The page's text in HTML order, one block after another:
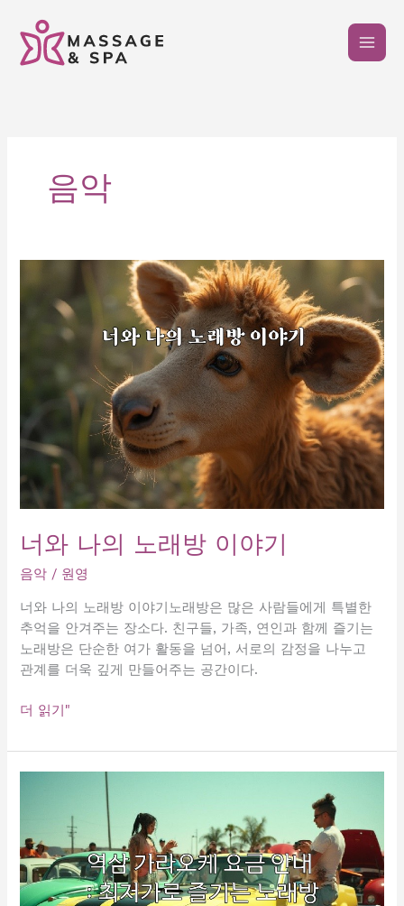
음악
너와 나의 노래방 이야기
음악 / 원영
너와 나의 노래방 이야기노래방은 많은 사람들에게 특별한
추억을 안겨주는 장소다. 친구들, 가족, 연인과 함께 즐기는
노래방은 단순한 여가 활동을 넘어, 서로의 감정을 나누고
관계를 더욱 깊게 만들어주는 공간이다.
너
나
의
이
야
기
더 읽기"